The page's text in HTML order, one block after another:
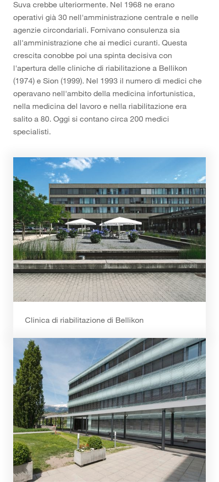
Suva crebbe ulteriormente. Nel 1968 ne erano
operativi già 30 nell'amministrazione centrale e nelle
agenzie circondariali. Fornivano consulenza sia
all'amministrazione che ai medici curanti. Questa
crescita conobbe poi una spinta decisiva con
l'apertura delle cliniche di riabilitazione a Bellikon
(1974) e Sion (1999). Nel 1993 il numero di medici che
operavano nell'ambito della medicina infortunistica,
nella medicina del lavoro e nella riabilitazione era
salito a 80. Oggi si contano circa 200 medici
specialisti.
Clinica di riabilitazione di Bellikon